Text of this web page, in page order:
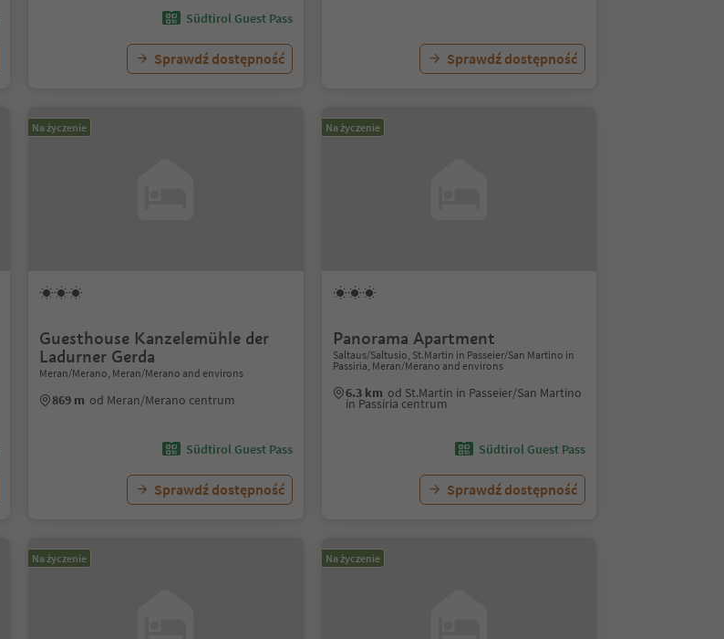
Südtirol Guest Pass
Sprawdź dostępność Sprawdź dostępność
Na życzenie
Guesthouse Kanzelemühle der
Ladurner Gerda
Meran/Merano, Meran/Merano and environs
869 m od Meran/Merano centrum
Südtirol Guest Pass
Sprawdź dostępność
Na życzenie
Panorama Apartment
Saltaus/Saltusio, St.Martin in Passeier/San Martino in
Passiria, Meran/Merano and environs
6.3 km od St.Martin in Passeier/San Martino
in Passiria centrum
Südtirol Guest Pass
Sprawdź dostępność
Na życzenie Na życzenie